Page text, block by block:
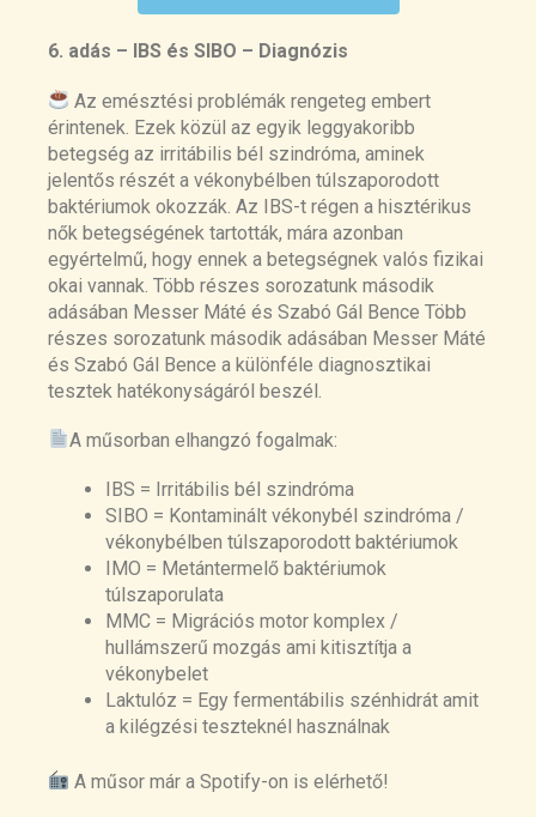
Healthy Volunteers:
https://pubmed.ncbi.nlm.nih.gov/37910339
Meta-analysis: proton pump inhibitors
moderately increase the risk of small
intestinal bacterial overgrowth:
https://pubmed.ncbi.nlm.nih.gov/28770351
/
Effects of Proton Pump Inhibitors on the
Small Bowel and Stool Microbiomes:
https://pubmed.ncbi.nlm.nih.gov/33534012
/
A systematic review and meta-analysis on
the prevalence of non-malignant, organic
gastrointestinal disorders misdiagnosed
as irritable bowel syndrome:
https://pubmed.ncbi.nlm.nih.gov/35121775
Small Intestinal Bacterial Overgrowth in
Irritable Bowel Syndrome: A Systematic
Review and Meta-Analysis of Case-
Control Studies:
https://pubmed.ncbi.nlm.nih.gov/31913194
/
Methanogens and Hydrogen Sulfide
Producing Bacteria Guide Distinct Gut
Microbe Profiles and Irritable Bowel
Syndrome Subtypes:
/
6. adás – IBS és SIBO – Diagnózis
Az emésztési problémák rengeteg embert
érintenek. Ezek közül az egyik leggyakoribb
betegség az irritábilis bél szindróma, aminek
jelentős részét a vékonybélben túlszaporodott
baktériumok okozzák. Az IBS-t régen a hisztérikus
nők betegségének tartották, mára azonban
egyértelmű, hogy ennek a betegségnek valós fizikai
okai vannak. Több részes sorozatunk második
adásában Messer Máté és Szabó Gál Bence Több
részes sorozatunk második adásában Messer Máté
és Szabó Gál Bence a különféle diagnosztikai
tesztek hatékonyságáról beszél.
A műsorban elhangzó fogalmak:
IBS = Irritábilis bél szindróma
SIBO = Kontaminált vékonybél szindróma /
vékonybélben túlszaporodott baktériumok
IMO = Metántermelő baktériumok
túlszaporulata
MMC = Migrációs motor komplex /
hullámszerű mozgás ami kitisztítja a
vékonybelet
Laktulóz = Egy fermentábilis szénhidrát amit
a kilégzési teszteknél használnak
A műsor már a Spotify-on is elérhető!